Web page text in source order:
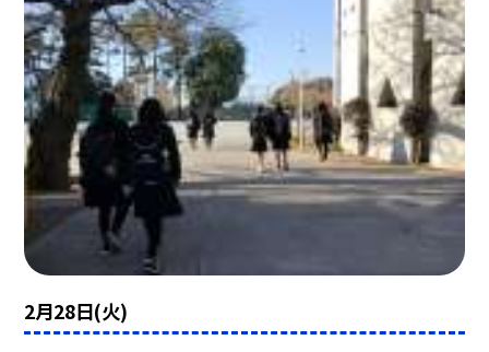
2月28日(火)